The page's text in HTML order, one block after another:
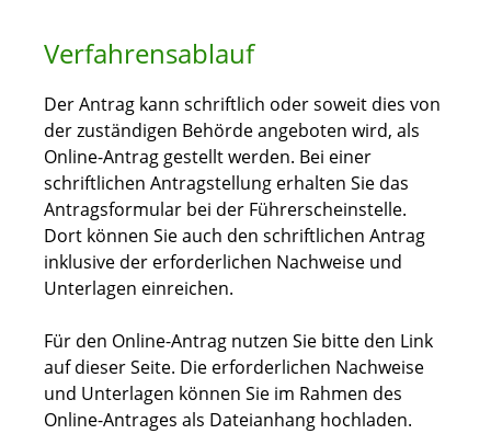
Verfahrensablauf
Der Antrag kann schriftlich oder soweit dies von
der zuständigen Behörde angeboten wird, als
Online-Antrag gestellt werden. Bei einer
schriftlichen Antragstellung erhalten Sie das
Antragsformular bei der Führerscheinstelle.
Dort können Sie auch den schriftlichen Antrag
inklusive der erforderlichen Nachweise und
Unterlagen einreichen.
Für den Online-Antrag nutzen Sie bitte den Link
auf dieser Seite. Die erforderlichen Nachweise
und Unterlagen können Sie im Rahmen des
Online-Antrages als Dateianhang hochladen.